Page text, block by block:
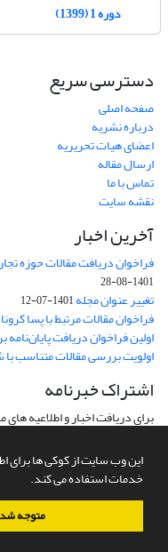
این وب سایت از کوکی ها برای
خدمات استفاده می کند.
متوجه
دوره 1 (1399)
دسترسی سریع
صفحه اصلی
درباره نشریه
اعضای هیات تحریریه
ارسال مقاله
تماس با ما
نقشه سایت
آخرین اخبار
فراخوان دریافت مقالات حوزه
1401-08-28
تغییر عنوان مجله1401-07-12
فراخوان مقالات مرتبط با پسا کرونا
اولین فراخوان دریافت پایان‌نامه
اولویت بررسی مقالات متناسب
اشتراک خبرنامه
برای دریافت اخبار و اطلاعیه
سامانه مدیریت نشریات علمی.